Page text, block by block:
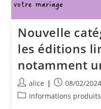
Nouvelle
les éditions
notamment
Auteur/autrice
de
alice
Publication
publiée :
08/02/2024
PostInformations produits